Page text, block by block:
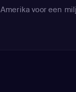
Amerika voor een